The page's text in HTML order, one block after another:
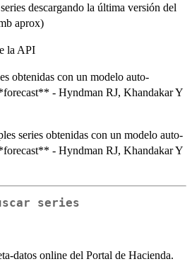
descargando la última versión del
aprox)
la API
obtenidas con un modelo auto-
- Hyndman RJ, Khandakar Y
series obtenidas con un modelo auto-
- Hyndman RJ, Khandakar Y
series
datos online del Portal de Hacienda.